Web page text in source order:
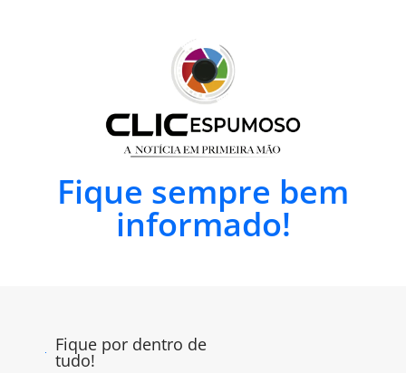
Fique sempre bem
informado!
Fique por dentro de
tudo!